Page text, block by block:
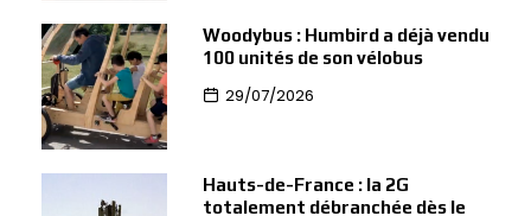
Woodybus : Humbird a déjà vendu
100 unités de son vélobus
29/07/2026
Hauts-de-France : la 2G
totalement débranchée dès le